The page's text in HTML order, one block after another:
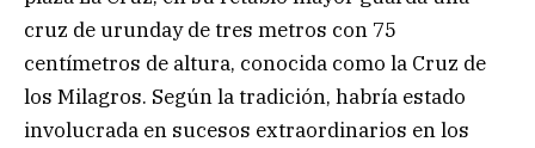
cruz de urunday de tres metros con 75
centímetros de altura, conocida como la Cruz de
los Milagros. Según la tradición, habría estado
involucrada en sucesos extraordinarios en los